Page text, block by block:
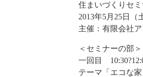
住まいづくりセ
2013年5月25日
主催：有限会社
＜セミナーの部＞
一回目
テーマ「エコな